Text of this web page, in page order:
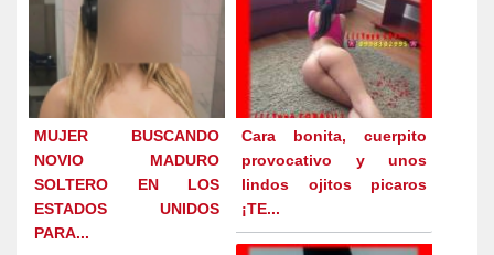
MUJER BUSCANDO
NOVIO MADURO
SOLTERO EN LOS
ESTADOS UNIDOS
PARA...
Cara bonita, cuerpito
provocativo y unos
lindos ojitos picaros
¡TE...